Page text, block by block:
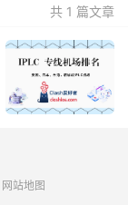
共 1 篇文章
网站地图